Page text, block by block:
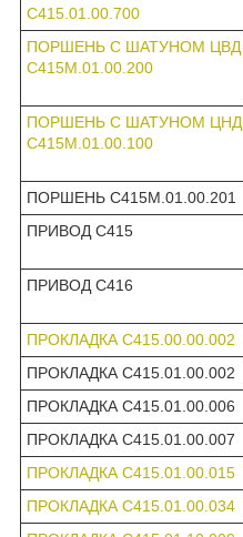
С415.01.00.700
ПОРШЕНЬ С ШАТУНОМ ЦВД
С415М.01.00.200
ПОРШЕНЬ С ШАТУНОМ ЦНД
С415М.01.00.100
ПОРШЕНЬ С415М.01.00.201
ПРИВОД С415
ПРИВОД С416
ПРОКЛАДКА С415.00.00.002
ПРОКЛАДКА С415.01.00.002
ПРОКЛАДКА С415.01.00.006
ПРОКЛАДКА С415.01.00.007
ПРОКЛАДКА С415.01.00.015
ПРОКЛАДКА С415.01.00.034